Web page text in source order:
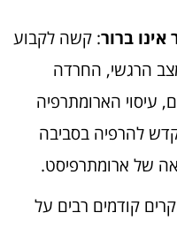
ברור: קשה לקבוע
הרגשי, החרדה
עיסוי הארומתרפיה
להרפיה בסביבה
של ארומתרפיסט.
קודמים רבים על